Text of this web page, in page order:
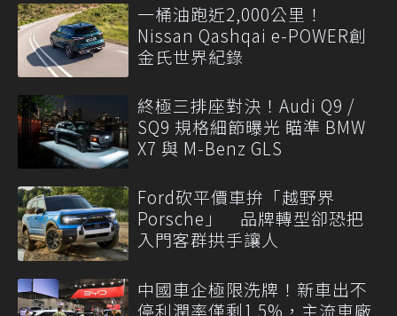
一桶油跑近2,000公里！
Nissan Qashqai e-POWER創
金氏世界紀錄
終極三排座對決！Audi Q9 /
SQ9 規格細節曝光 瞄準 BMW
X7 與 M-Benz GLS
Ford砍平價車拚「越野界
Porsche」 品牌轉型卻恐把
入門客群拱手讓人
中國車企極限洗牌！新車出不
停利潤率僅剩1.5%，主流車廠